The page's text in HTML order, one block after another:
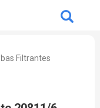
Filtrantes